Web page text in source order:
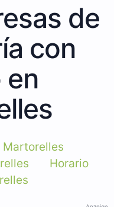
de
con
en
Martorelles
Horario